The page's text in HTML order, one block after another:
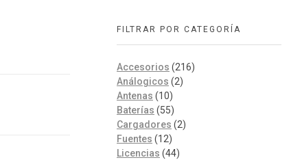
FILTRAR POR CATEGORÍA
Accesorios (216)
Análogicos (2)
Antenas (10)
Baterías (55)
Cargadores (2)
Fuentes (12)
Licencias (44)